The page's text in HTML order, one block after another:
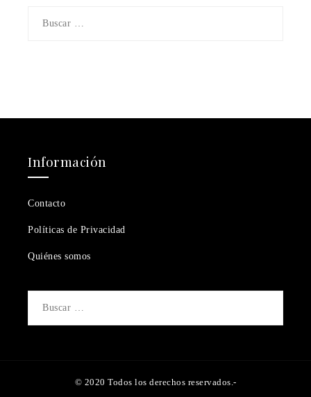
Información
Contacto
Políticas de Privacidad
Quiénes somos
© 2020 Todos los derechos reservados.-